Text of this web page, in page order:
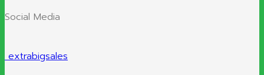
Social Media
extrabigsales